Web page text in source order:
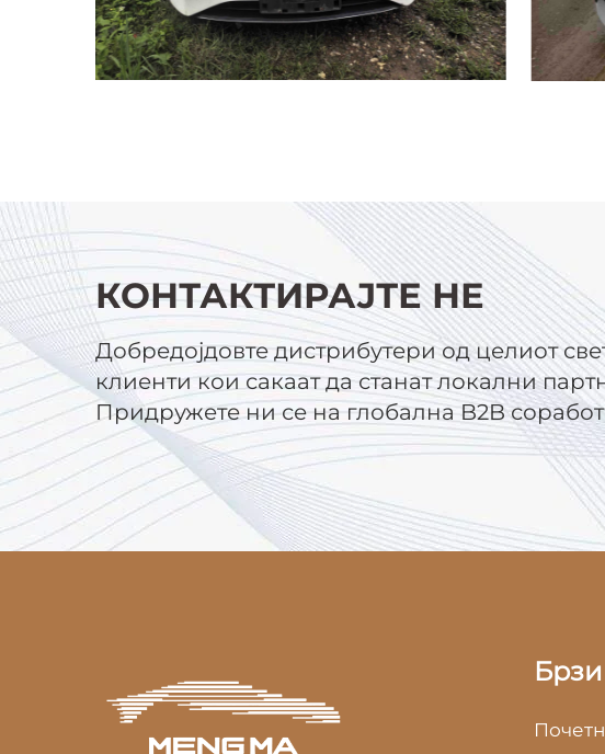
КОНТАКТИРАЈТЕ НЕ
Добредојдовте дистрибутери од целиот
клиенти кои сакаат да станат локални
Придружете ни се на глобална B2B